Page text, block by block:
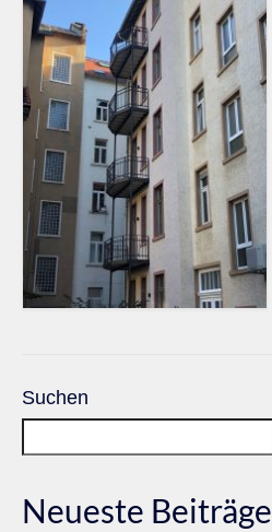
Suchen
Neueste Beiträge